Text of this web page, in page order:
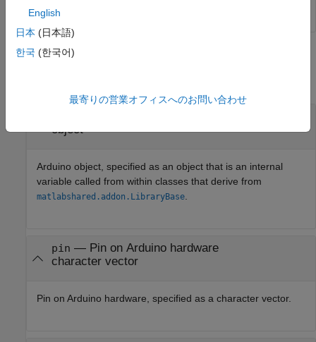
Input Arguments
object
Arduino object, specified as an object that is an internal
variable called from within classes that derive from
matlabshared.addon.LibraryBase
pin — Pin on Arduino hardware
character vector
Pin on Arduino hardware, specified as a character vector.
English
日本 (日本語)
한국 (한국어)
最寄りの営業オフィスへのお問い合わせ